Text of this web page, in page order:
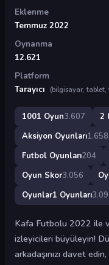
Eklenme
Temmuz 2022
Oynanma
12.621
Platform
Tarayıcı
(bilgisayar, tablet,
1001 Oyun3.607 2
Aksiyon Oyunları1.658
Futbol Oyunları204
Oyun Skor3.056
Oyunlar1 Oyunları
Kafa Futbolu 2022 ile
izleyicileri büyüleyin!
arkadaşınızı davet